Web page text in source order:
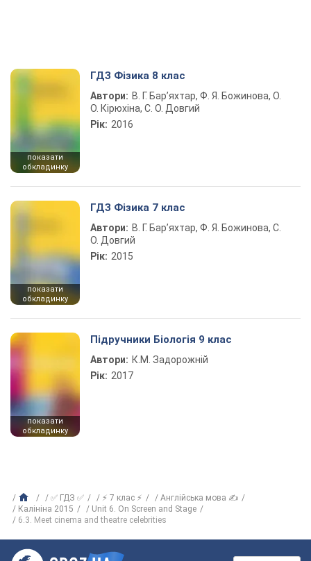
показати
обкладинку
ГДЗ Фізика 8 клас
Автори: В. Г. Бар’яхтар, Ф. Я. Божинова, О.
О. Кірюхіна, С. О. Довгий
Рік: 2016
показати
обкладинку
ГДЗ Фізика 7 клас
Автори: В. Г. Бар’яхтар, Ф. Я. Божинова, С.
О. Довгий
Рік: 2015
показати
обкладинку
Підручники Біологія 9 клас
Автори: К.М. Задорожній
Рік: 2017
✅ ГДЗ ✅ ⚡ 7 клас ⚡
Англійська мова ✍
Калініна 2015
Unit 6. On Screen and Stage
6.3. Meet cinema and theatre celebrities